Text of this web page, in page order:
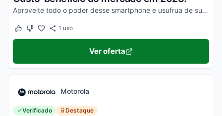
Aproveite todo o poder desse smartphone e usufrua de suas vantagens por valores a partir de R$1500!
Este cupom funcionou
Este cupom não funcionou
1 uso
Ver oferta
Motorola
Verificado Destaque